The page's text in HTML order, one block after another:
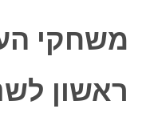
משחקי
ראשון